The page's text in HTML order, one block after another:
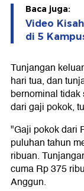
Baca juga:
Video
di 5
Tunjangan
hari tua, dan
bernominal
dari gaji pokok,
"Gaji pokok dari
puluhan tahun
ribuan.
cuma Rp 375
Anggun.